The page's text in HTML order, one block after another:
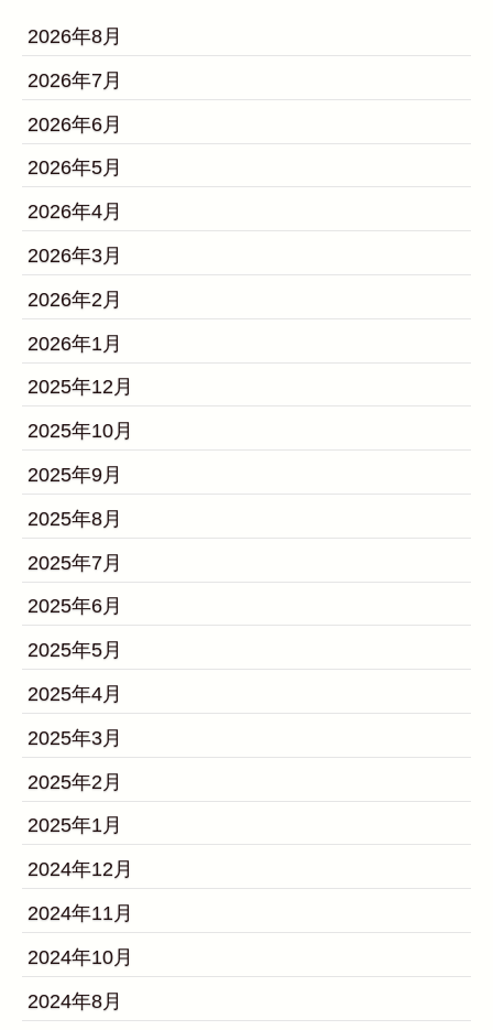
2026年8月
2026年7月
2026年6月
2026年5月
2026年4月
2026年3月
2026年2月
2026年1月
2025年12月
2025年10月
2025年9月
2025年8月
2025年7月
2025年6月
2025年5月
2025年4月
2025年3月
2025年2月
2025年1月
2024年12月
2024年11月
2024年10月
2024年8月